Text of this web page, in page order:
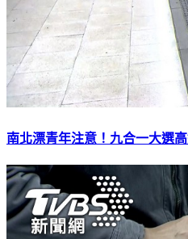
南北漂青年注意！九合一大選